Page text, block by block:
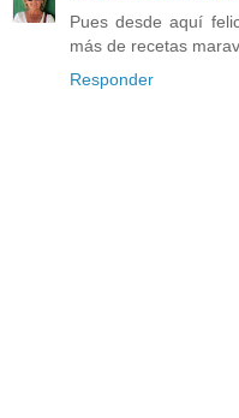
Pues desde aquí
más de recetas
Responder